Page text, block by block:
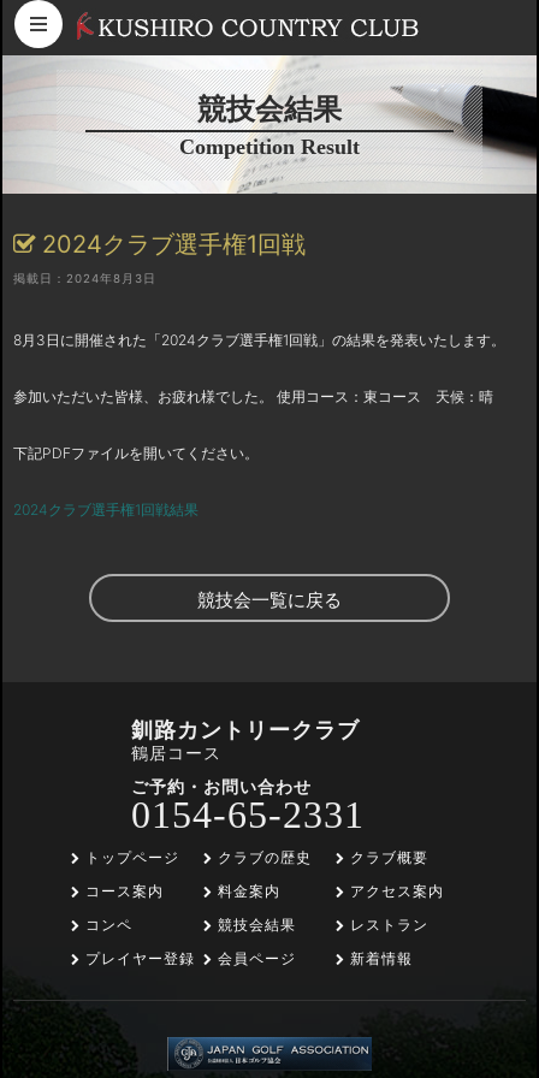
コンテンツへスキップ
競技会結果
Competition Result
2024クラブ選手権1回戦
掲載日：2024年8月3日
8月3日に開催された「2024クラブ選手権1回戦」の結果を発表いたします。
参加いただいた皆様、お疲れ様でした。 使用コース：東コース 天候：晴
下記PDFファイルを開いてください。
2024クラブ選手権1回戦結果
競技会一覧に戻る
釧路カントリークラブ
鶴居コース
ご予約・お問い合わせ
0154-65-2331
トップページ
コース案内
コンペ
プレイヤー登録
クラブの歴史
料金案内
競技会結果
会員ページ
クラブ概要
アクセス案内
レストラン
新着情報